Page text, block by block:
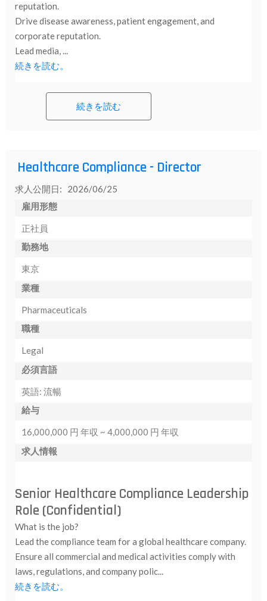
reputation.
Drive disease awareness, patient engagement, and
corporate reputation.
Lead media, ...
続きを読む。
続きを読む
Healthcare Compliance - Director
求人公開日: 2026/06/25
雇用形態
正社員
勤務地
東京
業種
Pharmaceuticals
職種
Legal
必須言語
英語: 流暢
給与
16,000,000 円 年収 ~ 4,000,000 円 年収
求人情報
Senior Healthcare Compliance Leadership
Role (Confidential)
What is the job?
Lead the compliance team for a global healthcare company.
Ensure all commercial and medical activities comply with
laws, regulations, and company polic...
続きを読む。